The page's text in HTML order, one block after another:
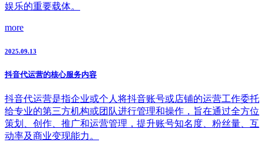
娱乐的重要载体。
more
2025.09.13
抖音代运营的核心服务内容
抖音代运营是指企业或个人将抖音账号或店铺的运营工作委托
给专业的第三方机构或团队进行管理和操作，旨在通过全方位
策划、创作、推广和运营管理，提升账号知名度、粉丝量、互
动率及商业变现能力。